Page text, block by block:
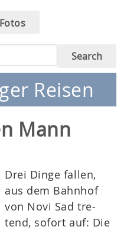
Fotos
Reisen
Mann
Drei Dinge fallen,
aus dem Bahn­hof
von Novi Sad tre­
tend, sofort auf: Die